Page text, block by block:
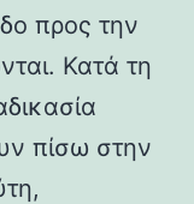
προς την
Κατά τη
πίσω στην